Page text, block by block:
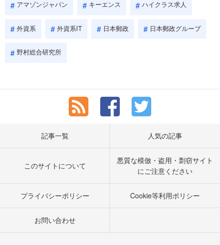
アマゾンジャパン キーエンス ハイクラス求人
外資系 外資系IT 日本郵政 日本郵政グループ
野村総合研究所
記事一覧 人気の記事
このサイトについて
悪質な模倣・盗用・剽窃サイト
にご注意ください
プライバシーポリシー Cookie等利用ポリシー
お問い合わせ